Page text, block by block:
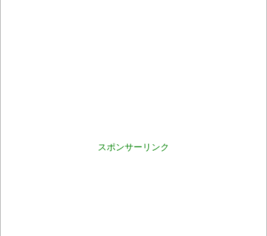
スポンサーリンク